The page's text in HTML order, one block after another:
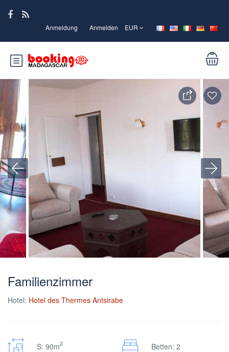
Anmeldung Anmelden EUR
Familienzimmer
Hotel: Hotel des Thermes Antsirabe
S: 90m2 Betten: 2